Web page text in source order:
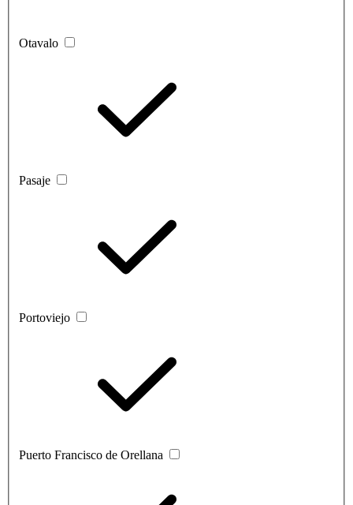
Otavalo
Pasaje
Portoviejo
Puerto Francisco de Orellana